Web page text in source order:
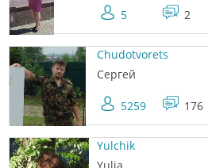
5 2
Chudotvorets
Сергей
5259 176
Yulchik